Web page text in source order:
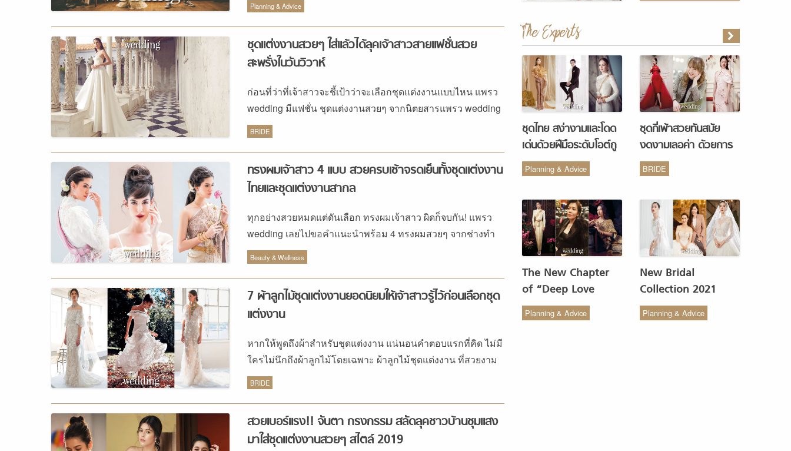
Planning & Advice
ชุดแต่งงานสวยๆ ใส่แล้วได้ลุคเจ้าสาวสายแฟชั่นสวย
สะพรั่งในวันวิวาห์
ก่อนที่ว่าที่เจ้าสาวจะชี้เป้าว่าจะเลือกชุดแต่งงานแบบไหน แพรว
wedding มีแฟชั่น ชุดแต่งงานสวยๆ จากนิตยสารแพรว wedding
ฉบับเดือนตุลาคม 2562 มาให้ชมกันก่อน เคล็ดลับสำคัญในการ
เลือกชุดแต่งงานนั้น เจ้าสาวต้องทำความรู้จักกับรูปร่างของตัว
การเลือกชุดแต่งงานที่เข้ากับรูปร่างกับตัวเองเป็นหลักนั้นจะ
ทำให้เจ้าสาวดูสวยสมดุลที่สุด และอย่าลืมเลือกชุดแต่งงานที่เมื่อ
รูปร่างเจ้าสาวด้วยนะ และนี่คือแฟชั่นชุดแต่งงานสวยๆ จากร้าน
L’Astelle ที่แพรว weddding นำมาฝาก เครดิตชุดแต่งงานจาก
ร้าน L’Astelle โครงการ The Taste ชั้น G สุขุมวิท 55 (ซอย
แต่งหน้า : สัณห์สมร ตันติโชติรัตนา ทำผม : อัครชัย ดีดพิณ ช่าง
ภาพ : ดวงพร ใบพลูทอง ผู้ช่วยช่างภาพ : ชโนดม แต้ไพสิฐพงษ์ ส
ไตลิสต์ : […]
BRIDE
ทรงผมเจ้าสาว 4 แบบ สวยครบเช้าจรดเย็นทั้งชุดแต่งงาน
ไทยและชุดแต่งงานสากล
ทุกอย่างสวยหมดแต่ดันเลือก ทรงผมเจ้าสาว ผิดก็จบกัน! แพรว
wedding เลยไปขอคำแนะนำพร้อม 4 ทรงผมสวยๆ จากช่างทำ
ผมมืออาชีพ คุณจีรวัฒน์ คงศรีทอง มาให้
Beauty & Wellness
7 ผ้าลูกไม้ชุดแต่งงานยอดนิยมให้เจ้าสาวรู้ไว้ก่อนเลือกชุด
แต่งงาน
หากให้พูดถึงผ้าสำหรับชุดแต่งงาน แน่นอนคำตอบแรกที่คิด ไม่มี
ใครไม่นึกถึงผ้าลูกไม้โดยเฉพาะ ผ้าลูกไม้ชุดแต่งงาน ที่สวยงาม
เป็นพิเศษ “ลูกไม้” ผ้าที่มีประวัติยาวนานชิ้นไทม์เลสที่ไม่มีอะไร
มาแย่งตำแหน่งตัวแทนแห่งความเฟมินีน โรแมนติก และคลาส
ผ้าลูกไม้แบบต่างๆ อย่าง Chantilly Lace สร้างสรรค์จากการทอ
ขณะที่ Guipure Lace คือลูกไม้จากงานปักประดับ จนถึงปัจจุบัน
BRIDE
สวยเบอร์แรง!! จันตา กรงกรรม สลัดลุคชาวบ้านชุมแสง
มาใส่ชุดแต่งงานสวยๆ สไตล์ 2019
The Experts
ชุดไทย สง่างามและโดด
เด่นด้วยฝีมือระดับโอต์กู
ตูร์ จากห้องเสื้อ Vanus
Couture
Planning & Advice
ชุดกี่เพ้าสวยทันสมัย
งดงามเลอค่า ด้วยการ
รังสรรค์จากห้องเสื้อ
Monique Wedding
BRIDE
The New Chapter
of “Deep Love
Wedding Studio” :
รังสรรค์ผ้าทอของไทยให้
Planning & Advice
New Bridal
Collection 2021
from COCO CHIC
สวย เรียบง่าย สไตล์มินิ
Planning & Advice